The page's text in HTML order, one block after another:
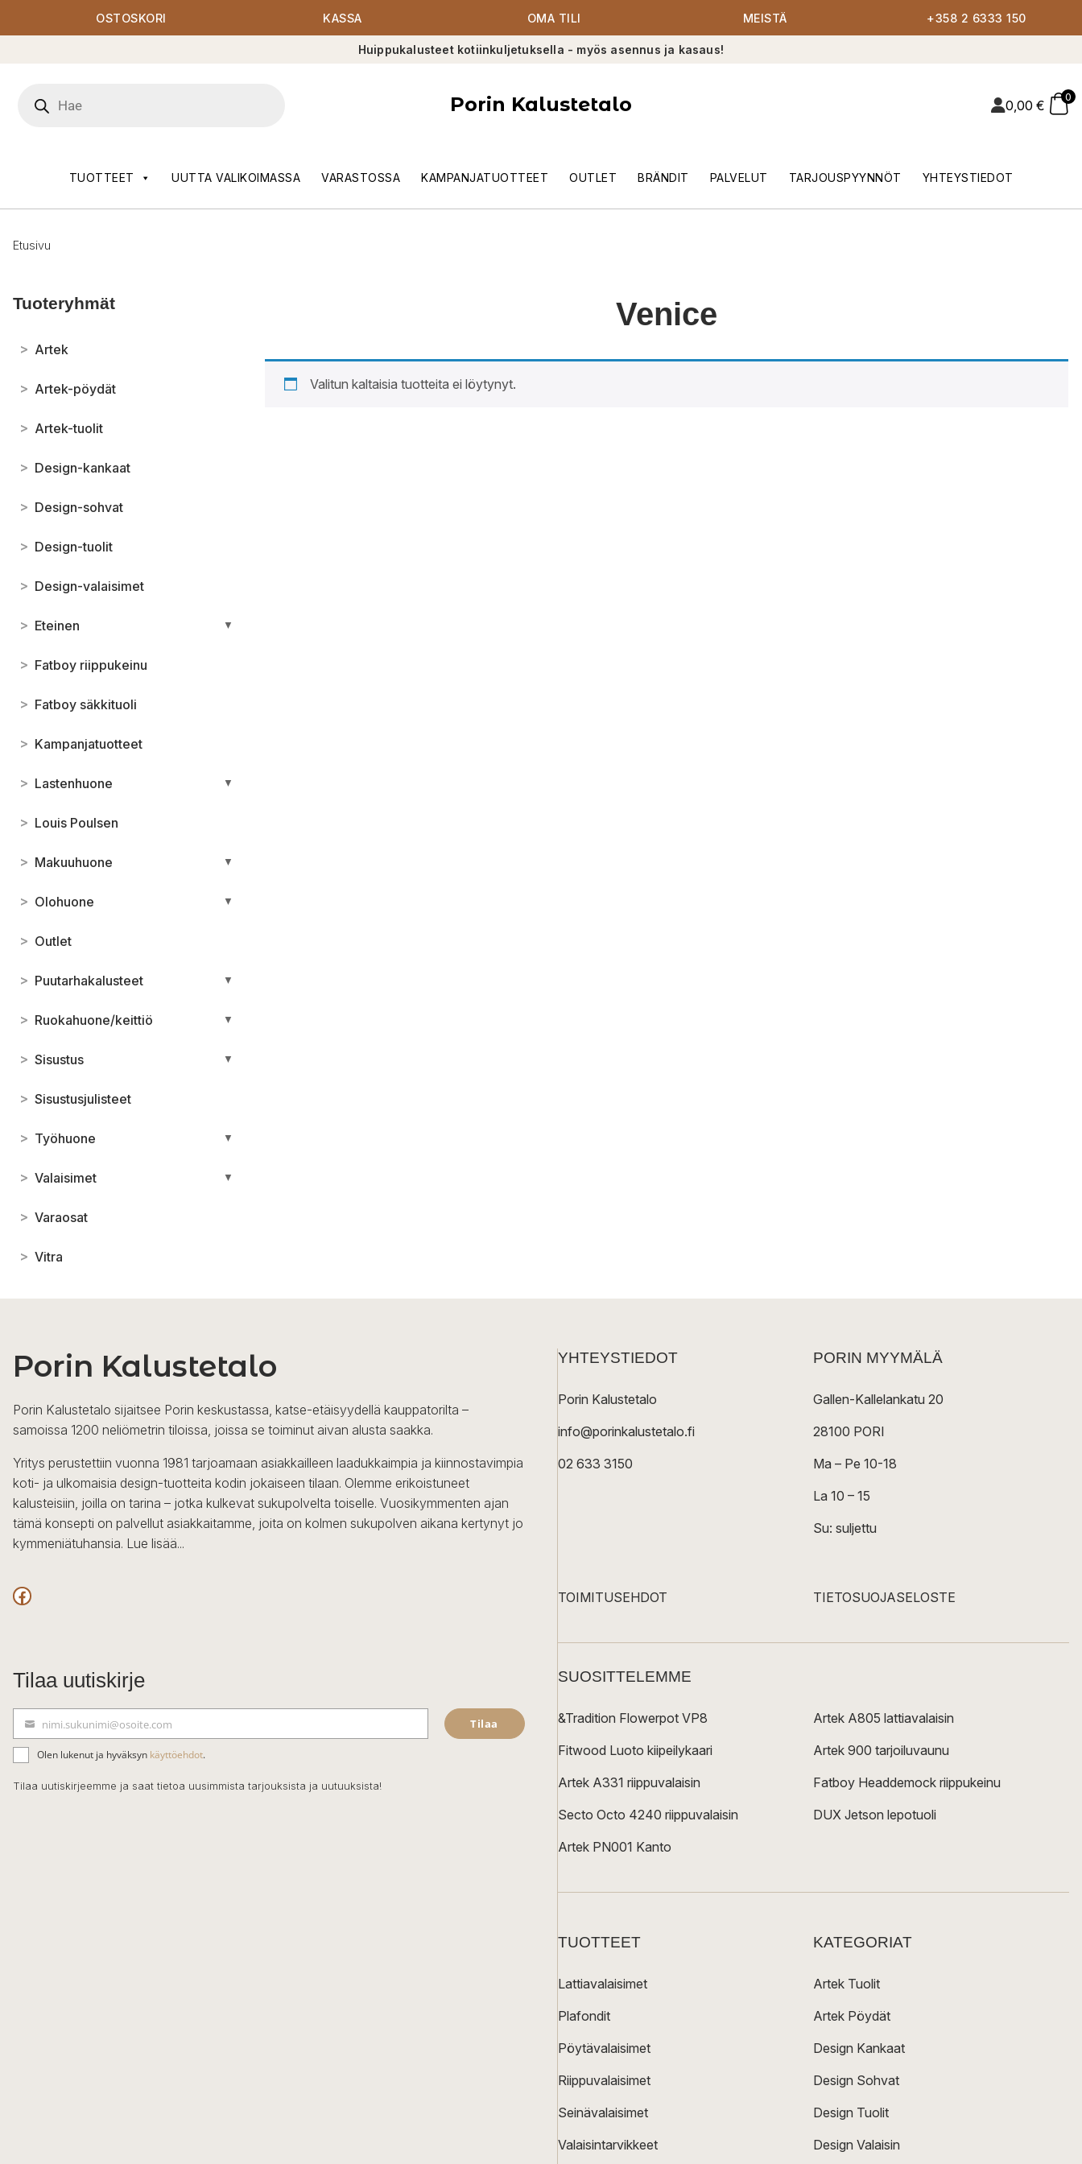
OSTOSKORI KASSA OMA TILI MEISTÄ +358 2 6333 150
Huippukalusteet kotiinkuljetuksella - myös asennus ja kasaus!
search
Porin Kalustetalo 0,00 €
0
TUOTTEET UUTTA VALIKOIMASSA VARASTOSSA KAMPANJATUOTTEET OUTLET BRÄNDIT PALVELUT TARJOUSPYYNNÖT YHTEYSTIEDOT
Etusivu
Tuoteryhmät
> Artek
> Artek-pöydät
> Artek-tuolit
> Design-kankaat
> Design-sohvat
> Design-tuolit
> Design-valaisimet
> Eteinen ▼
> Fatboy riippukeinu
> Fatboy säkkituoli
> Kampanjatuotteet
> Lastenhuone ▼
> Louis Poulsen
> Makuuhuone ▼
> Olohuone ▼
> Outlet
> Puutarhakalusteet ▼
> Ruokahuone/keittiö ▼
> Sisustus ▼
> Sisustusjulisteet
> Työhuone ▼
> Valaisimet ▼
> Varaosat
> Vitra
Venice
Valitun kaltaisia tuotteita ei löytynyt.
Porin Kalustetalo
Porin Kalustetalo sijaitsee Porin keskustassa, katse-etäisyydellä kauppatorilta –
samoissa 1200 neliömetrin tiloissa, joissa se toiminut aivan alusta saakka.
Yritys perustettiin vuonna 1981 tarjoamaan asiakkailleen laadukkaimpia ja kiinnostavimpia
koti- ja ulkomaisia design-tuotteita kodin jokaiseen tilaan. Olemme erikoistuneet
kalusteisiin, joilla on tarina – jotka kulkevat sukupolvelta toiselle. Vuosikymmenten ajan
tämä konsepti on palvellut asiakkaitamme, joita on kolmen sukupolven aikana kertynyt jo
kymmeniätuhansia. Lue lisää...
Facebook
Tilaa uutiskirje
ä
h
k
nimi.sukunimi@osoite.com Tilaa
Olen lukenut ja hyväksyn käyttöehdot.
Tilaa uutiskirjeemme ja saat tietoa uusimmista tarjouksista ja uutuuksista!
YHTEYSTIEDOT
Porin Kalustetalo
info@porinkalustetalo.fi
02 633 3150
PORIN MYYMÄLÄ
Gallen-Kallelankatu 20
28100 PORI
Ma – Pe 10-18
La 10 – 15
Su: suljettu
TOIMITUSEHDOT TIETOSUOJASELOSTE
SUOSITTELEMME
&Tradition Flowerpot VP8
Fitwood Luoto kiipeilykaari
Artek A331 riippuvalaisin
Secto Octo 4240 riippuvalaisin
Artek PN001 Kanto
Artek A805 lattiavalaisin
Artek 900 tarjoiluvaunu
Fatboy Headdemock riippukeinu
DUX Jetson lepotuoli
TUOTTEET
Lattiavalaisimet
Plafondit
Pöytävalaisimet
Riippuvalaisimet
Seinävalaisimet
Valaisintarvikkeet
KATEGORIAT
Artek Tuolit
Artek Pöydät
Design Kankaat
Design Sohvat
Design Tuolit
Design Valaisin